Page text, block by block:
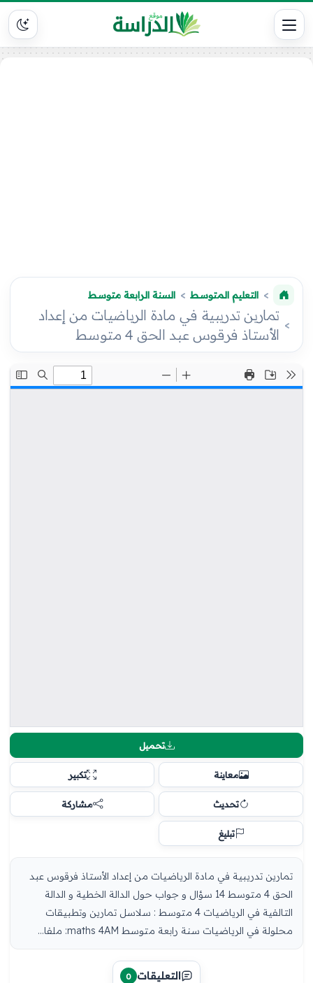
التعليم المتوسط السنة الرابعة متوسط
تمارين تدريبية في مادة الرياضيات من إعداد
الأستاذ فرقوس عبد الحق 4 متوسط
تحميل
معاينة تكبير
تحديث مشاركة
تبليغ
تمارين تدريبية في مادة الرياضيات من إعداد الأستاذ فرقوس عبد
الحق 4 متوسط 14 سؤال و جواب حول الدالة الخطية و الدالة
التالفية في الرياضيات 4 متوسط : سلاسل تمارين وتطبيقات
محلولة في الرياضيات سنة رابعة متوسط maths 4AM: ملفا...
التعليقات 0